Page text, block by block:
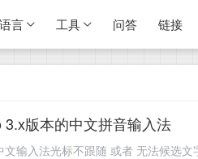
言 工具 问答 链接
版本的中文拼音输入法
输入法光标不跟随 或者 无法候选